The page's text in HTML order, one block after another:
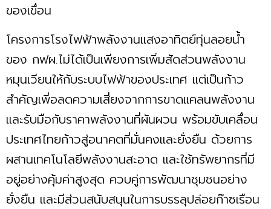
ของเขื่อน
โครงการโรงไฟฟ้าพลังงานแสงอาทิตย์ทุ่นลอยนํ้า
ของ กฟผ.ไม่ได้เป็นเพียงการเพิ่มสัดส่วนพลังงาน
หมุนเวียนให้กับระบบไฟฟ้าของประเทศ แต่เป็นก้าว
สำคัญเพี่อลดความเสี่ยงจากการขาดแคลนพลังงาน
และรับมือกับราคาพลังงานที่ผันผวน พร้อมขับเคลื่อน
ประเทศไทยก้าวสู่อนาคตที่มั่นคงและยั่งยืน ด้วยการ
ผสานเทคโนโลยีพลังงานสะอาด และใช้ทรัพยากรที่มี
อยู่อย่างคุ้มค่าสูงสุด ควบคู่การพัฒนาชุมชนอย่าง
ยั่งยืน และมีส่วนสนับสนุนในการบรรลุปล่อยก๊าซเรือน